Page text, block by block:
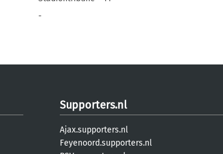
-
Supporters.nl
Ajax.supporters.nl
Feyenoord.supporters.nl